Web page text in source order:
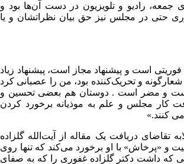
جمعه، رادیو و تلویزیون در دست آن‌ها بود و
حتی در مجلس نیز حق بیان نظراتشان و یا
است‌ و پیشنهاد مجاز است‌، پیشنهاد زیاد
و تحریک‌‌کننده ‌بود، من‌ را عصبانی‌ کرد
و مضر است‌ . دوستان‌ هم‌ بعضی‌ تحسین‌ و
کار مجلس‌ و علم‌ به‌ موذیانه‌ برخورد کردن‌
‌کنند.»
دریافت یک مقاله از آیت‌الله گلزاده
و «پرخاش» با او برخورد می‌کند که تنها روی
که داشت دکتر گلزاده غفوری را که به صفای